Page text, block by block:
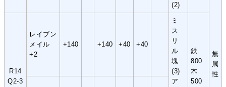
(2)
無
属
性
R14
Q2-3
レイブン
メイル
+2
+140 +140 +40 +40
ミ
ス
リ
ル
塊
(3)
ア
鉄
800
木
500